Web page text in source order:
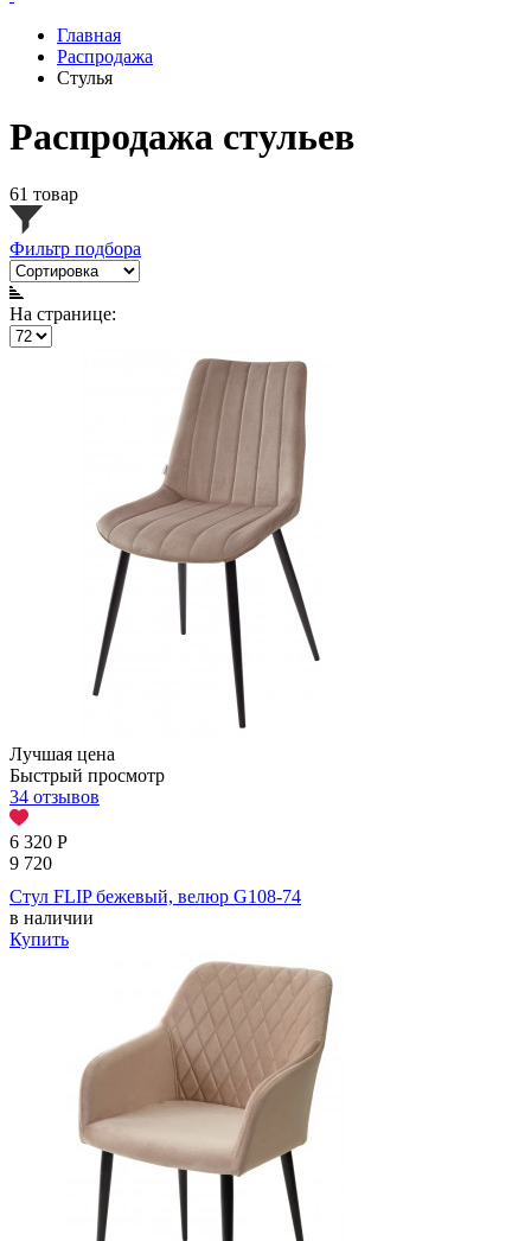
Главная
Распродажа
Стулья
Распродажа стульев
61 товар
Фильтр подбора
На странице:
Лучшая цена
Быстрый просмотр
34 отзывов
6 320 Р
9 720
Стул FLIP бежевый, велюр G108-74
в наличии
Купить